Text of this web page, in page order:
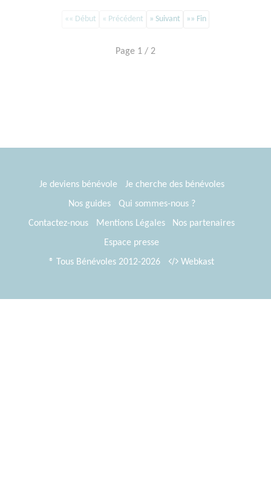
«« Début « Précédent » Suivant »» Fin
Page 1 / 2
Je deviens bénévole
Je cherche des bénévoles
Nos guides
Qui sommes-nous ?
Contactez-nous
Mentions Légales
Nos partenaires
Espace presse
® Tous Bénévoles 2012-2026
Webkast